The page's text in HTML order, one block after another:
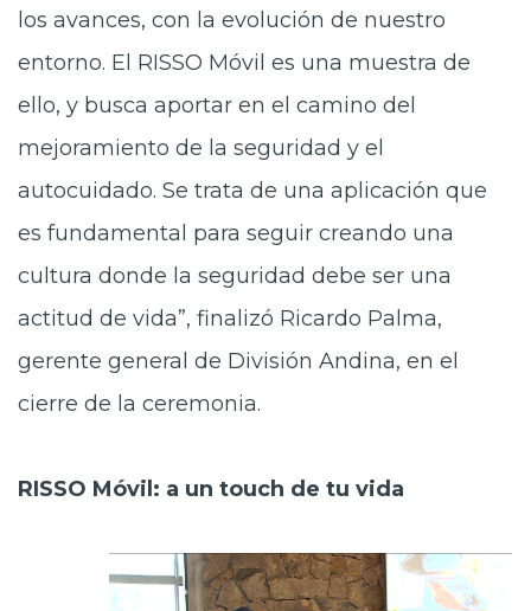
los avances, con la evolución de nuestro
entorno. El RISSO Móvil es una muestra de
ello, y busca aportar en el camino del
mejoramiento de la seguridad y el
autocuidado. Se trata de una aplicación que
es fundamental para seguir creando una
cultura donde la seguridad debe ser una
actitud de vida”, finalizó Ricardo Palma,
gerente general de División Andina, en el
cierre de la ceremonia.
RISSO Móvil: a un touch de tu vida